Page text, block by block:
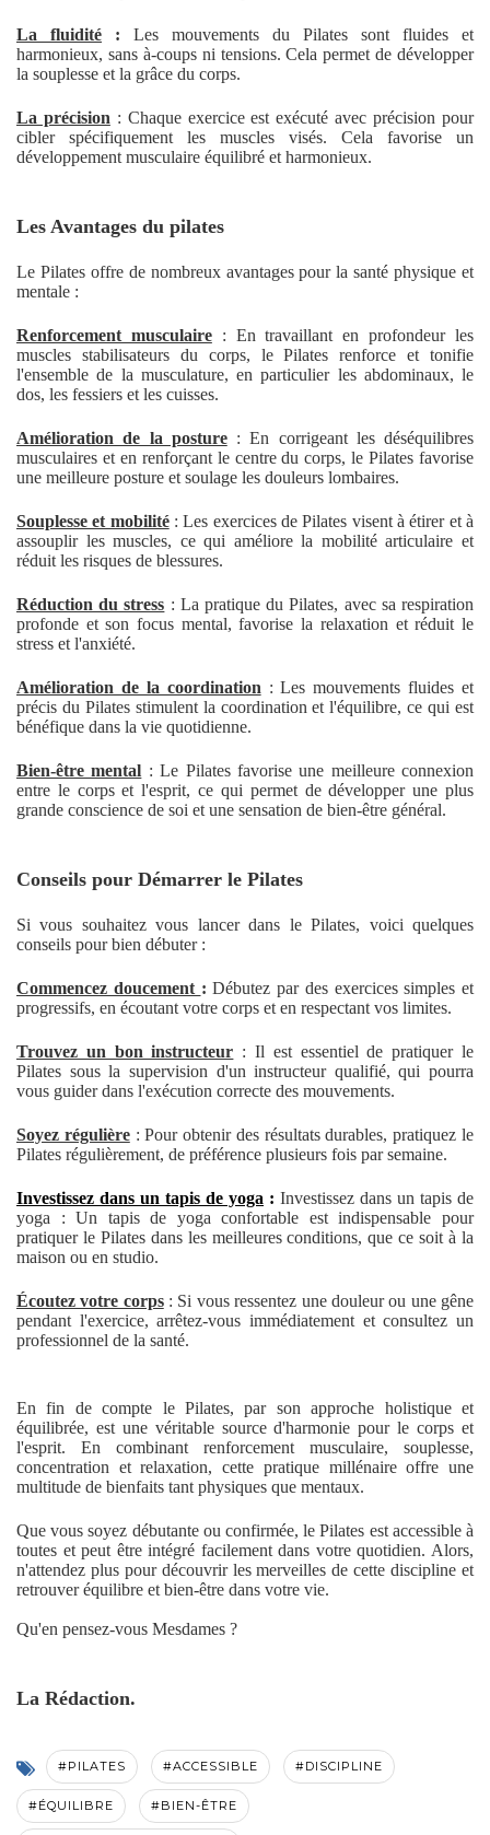
La fluidité : Les mouvements du Pilates sont fluides et
harmonieux, sans à-coups ni tensions. Cela permet de développer
la souplesse et la grâce du corps.
La précision : Chaque exercice est exécuté avec précision pour
cibler spécifiquement les muscles visés. Cela favorise un
développement musculaire équilibré et harmonieux.
Les Avantages du pilates
Le Pilates offre de nombreux avantages pour la santé physique et
mentale :
Renforcement musculaire: En travaillant en profondeur les
muscles stabilisateurs du corps, le Pilates renforce et tonifie
l'ensemble de la musculature, en particulier les abdominaux, le
dos, les fessiers et les cuisses.
Amélioration de la posture : En corrigeant les déséquilibres
musculaires et en renforçant le centre du corps, le Pilates favorise
une meilleure posture et soulage les douleurs lombaires.
Souplesse et mobilité: Les exercices de Pilates visent à étirer et à
assouplir les muscles, ce qui améliore la mobilité articulaire et
réduit les risques de blessures.
Réduction du stress : La pratique du Pilates, avec sa respiration
profonde et son focus mental, favorise la relaxation et réduit le
stress et l'anxiété.
Amélioration de la coordination : Les mouvements fluides et
précis du Pilates stimulent la coordination et l'équilibre, ce qui est
bénéfique dans la vie quotidienne.
Bien-être mental : Le Pilates favorise une meilleure connexion
entre le corps et l'esprit, ce qui permet de développer une plus
grande conscience de soi et une sensation de bien-être général.
Conseils pour Démarrer le Pilates
Si vous souhaitez vous lancer dans le Pilates, voici quelques
conseils pour bien débuter :
Commencez doucement : Débutez par des exercices simples et
progressifs, en écoutant votre corps et en respectant vos limites.
Trouvez un bon instructeur : Il est essentiel de pratiquer le
Pilates sous la supervision d'un instructeur qualifié, qui pourra
vous guider dans l'exécution correcte des mouvements.
Soyez régulière : Pour obtenir des résultats durables, pratiquez le
Pilates régulièrement, de préférence plusieurs fois par semaine.
Investissez dans un tapis de yoga : Investissez dans un tapis de
yoga : Un tapis de yoga confortable est indispensable pour
pratiquer le Pilates dans les meilleures conditions, que ce soit à la
maison ou en studio.
Écoutez votre corps: Si vous ressentez une douleur ou une gêne
pendant l'exercice, arrêtez-vous immédiatement et consultez un
professionnel de la santé.
En fin de compte le Pilates, par son approche holistique et
équilibrée, est une véritable source d'harmonie pour le corps et
l'esprit. En combinant renforcement musculaire, souplesse,
concentration et relaxation, cette pratique millénaire offre une
multitude de bienfaits tant physiques que mentaux.
Que vous soyez débutante ou confirmée, le Pilates est accessible à
toutes et peut être intégré facilement dans votre quotidien. Alors,
n'attendez plus pour découvrir les merveilles de cette discipline et
retrouver équilibre et bien-être dans votre vie.
Qu'en pensez-vous Mesdames ?
La Rédaction.
#PILATES #ACCESSIBLE #DISCIPLINE
#ÉQUILIBRE #BIEN-ÊTRE